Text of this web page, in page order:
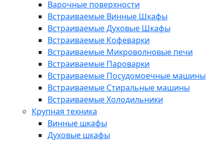
Варочные поверхности
Встраиваемые Винные Шкафы
Встраиваемые Духовые Шкафы
Встраиваемые Кофеварки
Встраиваемые Микроволновые печи
Встраиваемые Пароварки
Встраиваемые Посудомоечные машины
Встраиваемые Стиральные машины
Встраиваемые Холодильники
Крупная техника
Винные шкафы
Духовые шкафы